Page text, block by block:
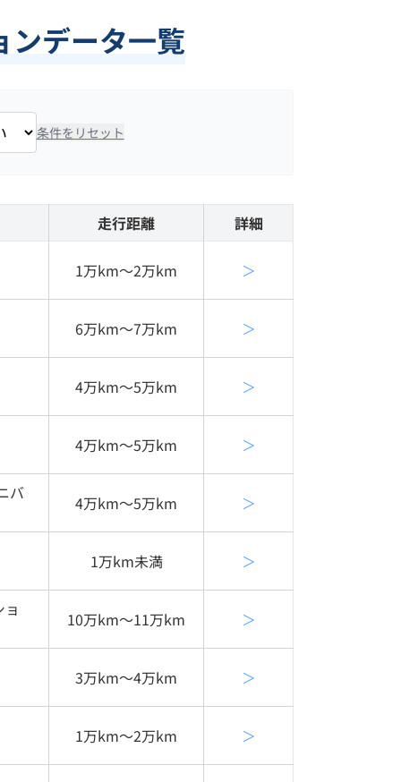
ンデータ一覧
条件をリセット
走行距離 詳細
1万km〜2万km ＞
6万km〜7万km ＞
4万km〜5万km ＞
4万km〜5万km ＞
バ 4万km〜5万km ＞
1万km未満 ＞
10万km〜11万km ＞
3万km〜4万km ＞
1万km〜2万km ＞